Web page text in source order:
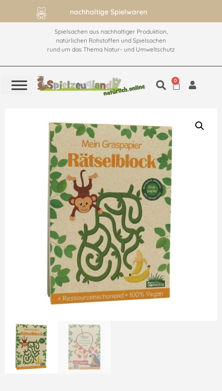
nachhaltige Spielwaren
Spielsachen aus nachhaltiger Produktion,
natürlichen Rohstoffen und Spielsachen
rund um das Thema Natur- und Umweltschutz
0